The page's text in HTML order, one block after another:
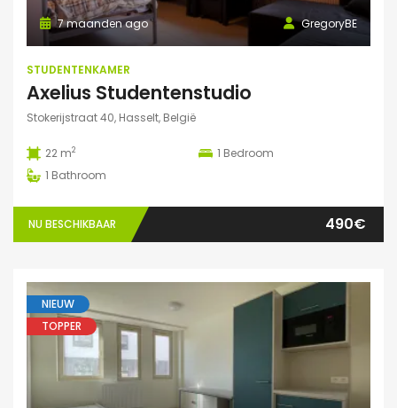
GregoryBE
7 maanden ago
STUDENTENKAMER
Axelius Studentenstudio
Stokerijstraat 40, Hasselt, België
22 m2 1 Bedroom
1 Bathroom
NU BESCHIKBAAR 490€
NIEUW
TOPPER